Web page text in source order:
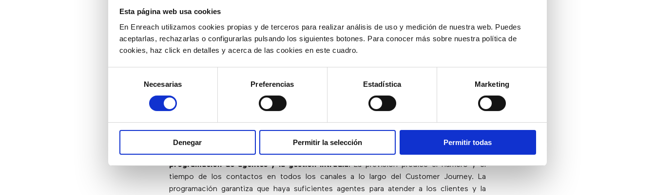
Esta página web usa cookies
En Enreach utilizamos cookies propias y de terceros para realizar análisis de uso y medición de nuestra web. Puedes
aceptarlas, rechazarlas o configurarlas pulsando los siguientes botones. Para conocer más sobre nuestra política de
cookies, haz click en detalles y acerca de las cookies en este cuadro.
consentimiento
Necesarias Preferencias Estadística Marketing
Denegar Permitir la selección Permitir todas
Son aquellos que intervienen en tener una fuerza de agentes competente y dedicada:
prácticas de contratación, capacitación, cultura y supervisores capacitados. Además,las
organizaciones pueden usar un buen software de contact center en la nube para
de la participación de la fuerza laboral e incluyen:
1) Gestión de la fuerza laboral
Elsoftware de gestión de la fuerza laboral automatiza la previsión de volumen, la
programación de agentes y la gestión intradía. La previsión predice el número y el
tiempo de los contactos en todos los canales a lo largo del Customer Journey. La
programación garantiza que haya suficientes agentes para atender a los clientes y la